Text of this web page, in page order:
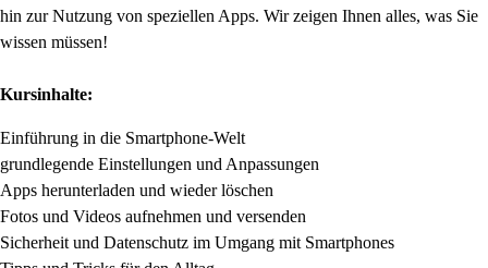
hin zur Nutzung von speziellen Apps. Wir zeigen Ihnen alles, was Sie
wissen müssen!
Kursinhalte:
Einführung in die Smartphone-Welt
grundlegende Einstellungen und Anpassungen
Apps herunterladen und wieder löschen
Fotos und Videos aufnehmen und versenden
Sicherheit und Datenschutz im Umgang mit Smartphones